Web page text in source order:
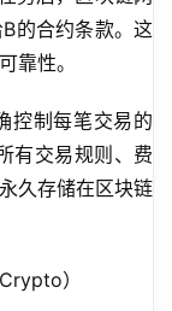
的合约条款。这
靠性。
控制每笔交易的
有交易规则、费
久存储在区块链
）